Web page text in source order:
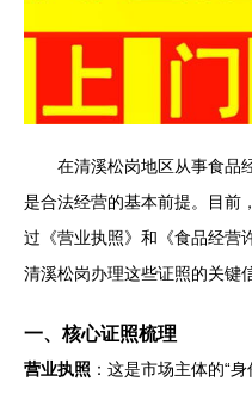
在清溪松岗地区从事食品
是合法经营的基本前提。目前
过《营业执照》和《食品经营
清溪松岗办理这些证照的关键
一、核心证照梳理
营业执照 ：这是市场主体的“